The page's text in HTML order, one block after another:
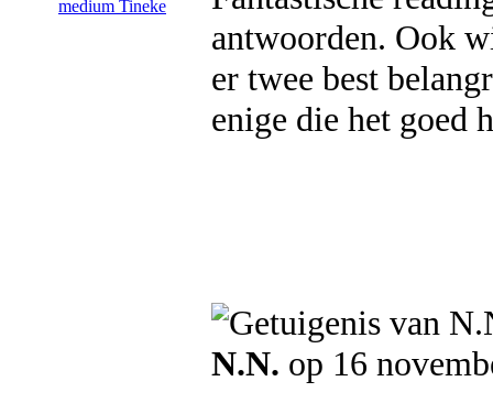
antwoorden. Ook
er twee best
enige die het goed
N.N. op 16